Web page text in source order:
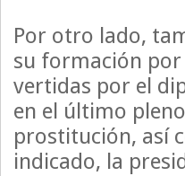
Por otro lado,
su formación por
vertidas por el
en el último
prostitución, así
indicado, la